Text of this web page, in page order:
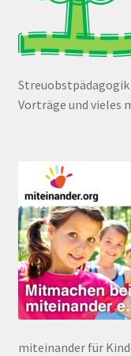
Streuobstpädagogik
Vorträge und vieles
miteinander für